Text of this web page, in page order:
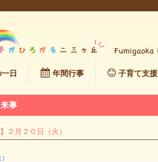
日 年間行事 子育て支援
事
２月２０日（火）